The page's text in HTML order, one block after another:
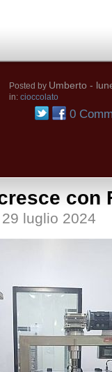
Posted by Umberto -
in: cioccolato
0
con
luglio 2024